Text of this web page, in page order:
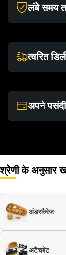
लंबे समय
त्वरित
अपने
श्रेणी के अनुसार
अंडरकैरेज
अटैचमेंट